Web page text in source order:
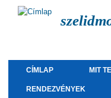
CÍMLAP MIT
RENDEZVÉNYEK